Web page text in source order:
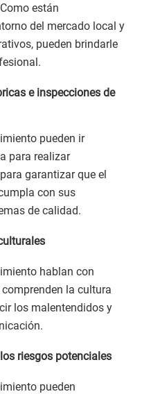
están
del mercado local y
pueden brindarle
e inspecciones de
pueden ir
para realizar
garantizar que el
con sus
de calidad.
hablan con
la cultura
los malentendidos y
riesgos potenciales
pueden